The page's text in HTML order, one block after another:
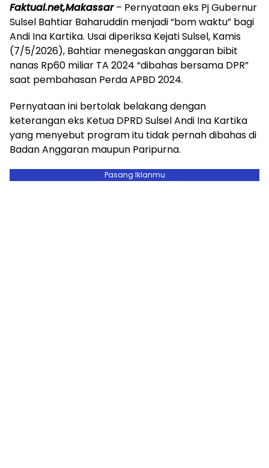
Faktual.net,Makassar– Pernyataan eks Pj Gubernur
Sulsel Bahtiar Baharuddin menjadi “bom waktu” bagi
Andi Ina Kartika. Usai diperiksa Kejati Sulsel, Kamis
(7/5/2026), Bahtiar menegaskan anggaran bibit
nanas Rp60 miliar TA 2024 “dibahas bersama DPR”
saat pembahasan Perda APBD 2024.
‎Pernyataan ini bertolak belakang dengan
keterangan eks Ketua DPRD Sulsel Andi Ina Kartika
yang menyebut program itu tidak pernah dibahas di
Badan Anggaran maupun Paripurna.
Pasang Iklanmu